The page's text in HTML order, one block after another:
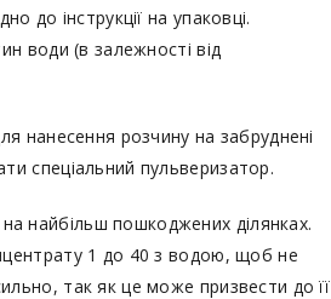
до інструкції на упаковці.
води (в залежності від
нанесення розчину на забруднені
спеціальний пульверизатор.
найбільш пошкоджених ділянках.
1 до 40 з водою, щоб не
так як це може призвести до її